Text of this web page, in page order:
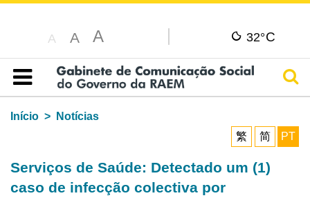
A A A 32°C
Índice
Início
Notícias
繁
简 PT
Serviços de Saúde: Detectado um (1)
caso de infecção colectiva por